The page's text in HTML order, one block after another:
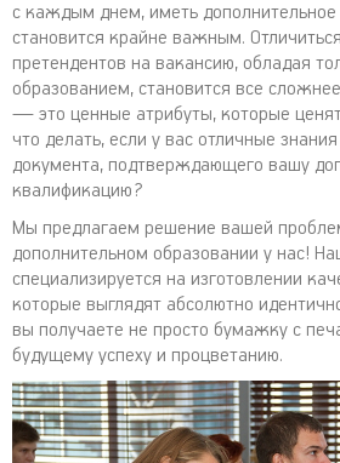
с каждым днем, иметь дополнительное
становится крайне важным.
претендентов на вакансию, обладая
образованием, становится все
— это ценные атрибуты, которые
что делать, если у вас отличные
документа, подтверждающего вашу
квалификацию?
Мы предлагаем решение вашей
дополнительном образовании у нас!
специализируется на изготовлении
которые выглядят абсолютно
вы получаете не просто бумажку с
будущему успеху и процветанию.